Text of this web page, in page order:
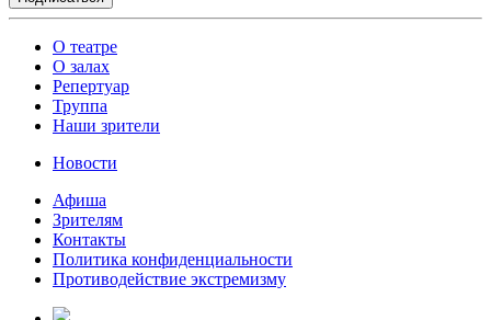
О театре
О залах
Репертуар
Труппа
Наши зрители
Новости
Афиша
Зрителям
Контакты
Политика конфиденциальности
Противодействие экстремизму